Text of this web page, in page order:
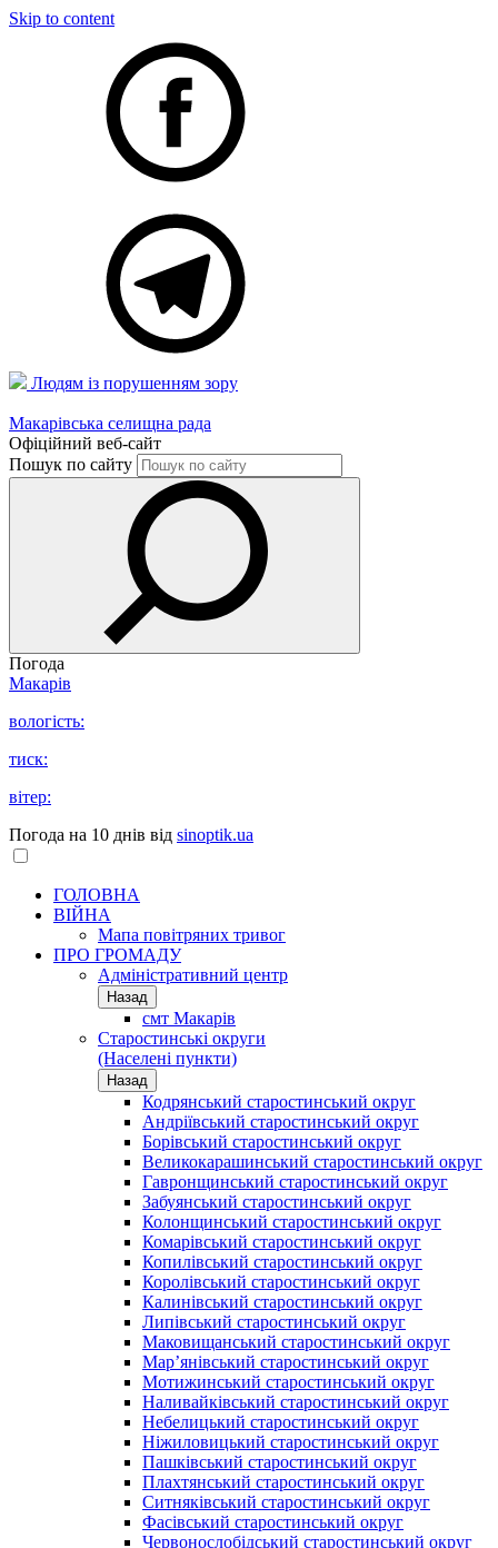
Skip to content
Людям із порушенням зору
Макарівська селищна рада
Офіційний веб-сайт
Пошук по сайту
Погода
Макарів
вологість:
тиск:
вітер:
Погода на 10 днів від sinoptik.ua
ГОЛОВНА
ВІЙНА
Мапа повітряних тривог
ПРО ГРОМАДУ
Aдміністративний центр
Назад
смт Макарів
Старостинські округи
(Населені пункти)
Назад
Кодрянський старостинський округ
Андріївський старостинський округ
Борівський старостинський округ
Великокарашинський старостинський округ
Гавронщинський старостинський округ
Забуянський старостинський округ
Колонщинський старостинський округ
Комарівський старостинський округ
Копилівський старостинський округ
Королівський старостинський округ
Калинівський старостинський округ
Липівський старостинський округ
Маковищанський старостинський округ
Мар’янівський старостинський округ
Мотижинський старостинський округ
Наливайківський старостинський округ
Небелицький старостинський округ
Ніжиловицький старостинський округ
Пашківський старостинський округ
Плахтянський старостинський округ
Ситняківський старостинський округ
Фасівський старостинський округ
Червонослобідський старостинський округ